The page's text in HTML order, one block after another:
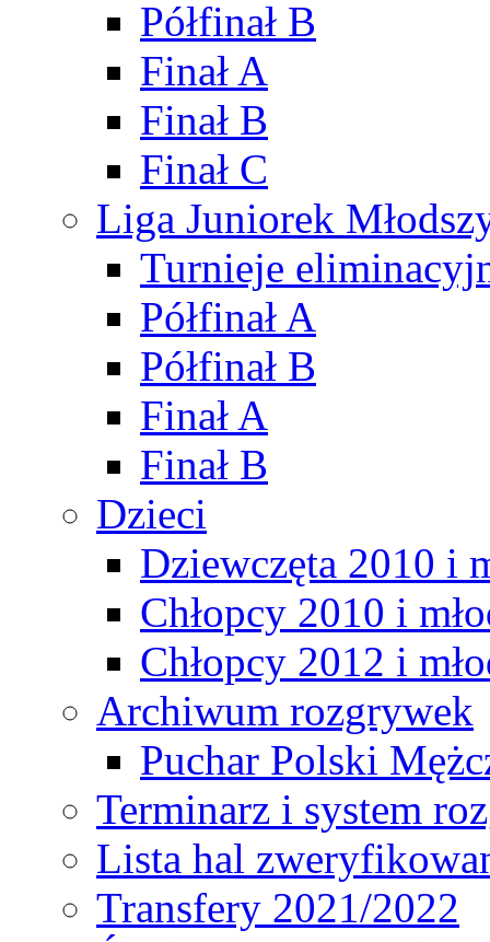
Półfinał B
Finał A
Finał B
Finał C
Liga Juniorek
Turnieje
Półfinał A
Półfinał B
Finał A
Finał B
Dzieci
Dziewczęta 2010 i
Chłopcy 2010 i
Chłopcy 2012 i
Archiwum rozgrywek
Puchar Polski
Terminarz i system
Lista hal
Transfery 2021/2022